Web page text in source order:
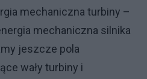
mechaniczna turbiny –
mechaniczna silnika
jeszcze pola
wały turbiny i